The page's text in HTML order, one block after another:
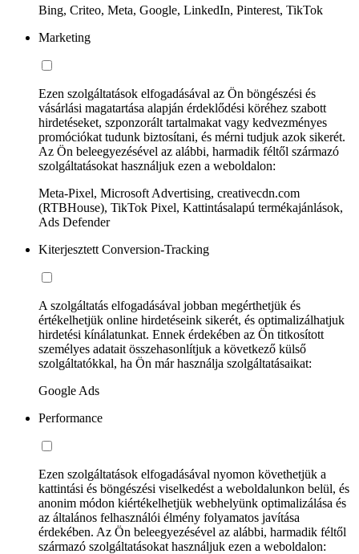
Bing, Criteo, Meta, Google, LinkedIn, Pinterest, TikTok
Marketing
Ezen szolgáltatások elfogadásával az Ön böngészési és
vásárlási magatartása alapján érdeklődési köréhez szabott
hirdetéseket, szponzorált tartalmakat vagy kedvezményes
promóciókat tudunk biztosítani, és mérni tudjuk azok sikerét.
Az Ön beleegyezésével az alábbi, harmadik féltől származó
szolgáltatásokat használjuk ezen a weboldalon:
Meta-Pixel, Microsoft Advertising, creativecdn.com
(RTBHouse), TikTok Pixel, Kattintásalapú termékajánlások,
Ads Defender
Kiterjesztett Conversion-Tracking
A szolgáltatás elfogadásával jobban megérthetjük és
értékelhetjük online hirdetéseink sikerét, és optimalizálhatjuk
hirdetési kínálatunkat. Ennek érdekében az Ön titkosított
személyes adatait összehasonlítjuk a következő külső
szolgáltatókkal, ha Ön már használja szolgáltatásaikat:
Google Ads
Performance
Ezen szolgáltatások elfogadásával nyomon követhetjük a
kattintási és böngészési viselkedést a weboldalunkon belül, és
anonim módon kiértékelhetjük webhelyünk optimalizálása és
az általános felhasználói élmény folyamatos javítása
érdekében. Az Ön beleegyezésével az alábbi, harmadik féltől
származó szolgáltatásokat használjuk ezen a weboldalon: